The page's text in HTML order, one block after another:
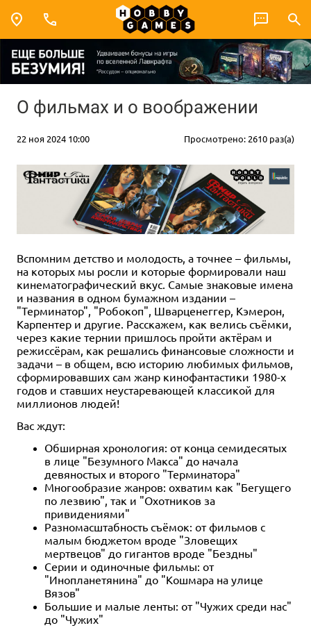
О фильмах и о воображении
22 ноя 2024 10:00 Просмотрено: 2610 раз(а)
Вспомним детство и молодость, а точнее – фильмы,
на которых мы росли и которые формировали наш
кинематографический вкус. Самые знаковые имена
и названия в одном бумажном издании –
"Терминатор", "Робокоп", Шварценеггер, Кэмерон,
Карпентер и другие. Расскажем, как велись съёмки,
через какие тернии пришлось пройти актёрам и
режиссёрам, как решались финансовые сложности и
задачи – в общем, всю историю любимых фильмов,
сформировавших сам жанр кинофантастики 1980-х
годов и ставших неустаревающей классикой для
миллионов людей!
Вас ждут:
Обширная хронология: от конца семидесятых
в лице "Безумного Макса" до начала
девяностых и второго "Терминатора"
Многообразие жанров: охватим как "Бегущего
по лезвию", так и "Охотников за
привидениями"
Разномасштабность съёмок: от фильмов с
малым бюджетом вроде "Зловещих
мертвецов" до гигантов вроде "Бездны"
Серии и одиночные фильмы: от
"Инопланетянина" до "Кошмара на улице
Вязов"
Большие и малые ленты: от "Чужих среди нас"
до "Чужих"